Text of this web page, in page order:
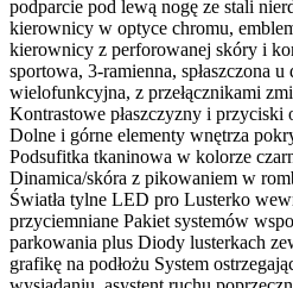
podparcie pod lewą nogę ze stali
kierownicy w optyce chromu,
kierownicy z perforowanej skóry i
sportowa, 3-ramienna, spłaszczona u
wielofunkcyjna, z przełącznikami
Kontrastowe płaszczyzny i przyciski
Dolne i górne elementy wnętrza
Podsufitka tkaninowa w kolorze
Dinamica/skóra z pikowaniem w
Światła tylne LED pro Lusterko
przyciemniane Pakiet systemów
parkowania plus Diody lusterkach
grafikę na podłożu System